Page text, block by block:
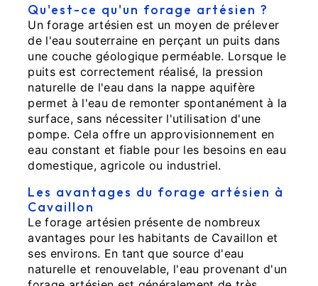
Qu'est-ce qu'un forage artésien ?
Un forage artésien est un moyen de prélever
de l'eau souterraine en perçant un puits dans
une couche géologique perméable. Lorsque le
puits est correctement réalisé, la pression
naturelle de l'eau dans la nappe aquifère
permet à l'eau de remonter spontanément à la
surface, sans nécessiter l'utilisation d'une
pompe. Cela offre un approvisionnement en
eau constant et fiable pour les besoins en eau
domestique, agricole ou industriel.
Les avantages du forage artésien à
Cavaillon
Le forage artésien présente de nombreux
avantages pour les habitants de Cavaillon et
ses environs. En tant que source d'eau
naturelle et renouvelable, l'eau provenant d'un